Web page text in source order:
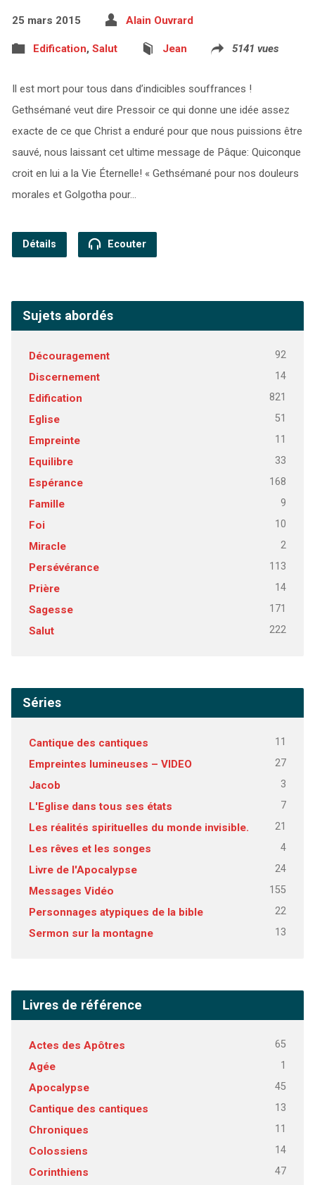
25 mars 2015 Alain Ouvrard
Edification, Salut Jean 5141 vues
Il est mort pour tous dans d’indicibles souffrances !
Gethsémané veut dire Pressoir ce qui donne une idée assez
exacte de ce que Christ a enduré pour que nous puissions être
sauvé, nous laissant cet ultime message de Pâque: Quiconque
croit en lui a la Vie Éternelle! « Gethsémané pour nos douleurs
morales et Golgotha pour…
Détails Ecouter
Sujets abordés
Découragement 92
Discernement 14
Edification 821
Eglise 51
Empreinte 11
Equilibre 33
Espérance 168
Famille 9
Foi 10
Miracle 2
Persévérance 113
Prière 14
Sagesse 171
Salut 222
Séries
Cantique des cantiques 11
Empreintes lumineuses – VIDEO 27
Jacob 3
L'Eglise dans tous ses états 7
Les réalités spirituelles du monde invisible. 21
Les rêves et les songes 4
Livre de l'Apocalypse 24
Messages Vidéo 155
Personnages atypiques de la bible 22
Sermon sur la montagne 13
Livres de référence
Actes des Apôtres 65
Agée 1
Apocalypse 45
Cantique des cantiques 13
Chroniques 11
Colossiens 14
Corinthiens 47